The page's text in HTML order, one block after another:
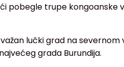
pobegle trupe kongoanske
lučki grad na severnom
grada Burundija.